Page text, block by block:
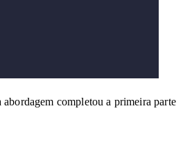
abordagem completou a primeira parte